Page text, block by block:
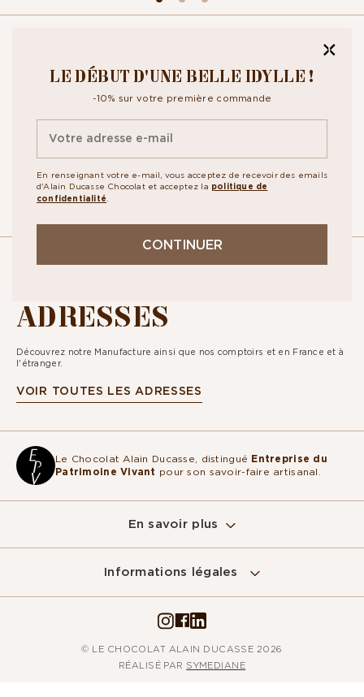
Sur ce site, nous utilisons des cookies
pour mesurer notre audience, entretenir la
relation avec vous et vous adresser de temps à autre du contenu
qualitatif ainsi que de la publicité.
Pour modifier vos préférences par la suite, cliquez sur le lien
Lire la politique de confidentialité
LE DÉBUT D'UNE BELLE IDYLLE !
-10% sur votre première commande
En renseignant votre e-mail, vous acceptez de recevoir des emails
d'Alain Ducasse Chocolat et acceptez la politique de
confidentialité
CONTINUER
CROQUEZ NOTRE
NEWSLETTER
ainsi que nos exclusivités. En vous abonnant vous acceptez la
NOS
ADRESSES
Découvrez notre Manufacture ainsi que nos comptoirs et en France et à
l'étranger.
VOIR TOUTES LES ADRESSES
Le Chocolat Alain Ducasse, distingué Entreprise du
Patrimoine Vivant pour son savoir-faire artisanal.
En savoir plus
Informations légales
© LE CHOCOLAT ALAIN DUCASSE 2026
RÉALISÉ PAR SYMEDIANE